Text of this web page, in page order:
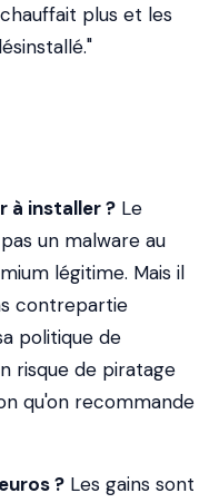
plus et les
à installer ? Le
un malware au
légitime. Mais il
contrepartie
politique de
risque de piratage
qu'on recommande
? Les gains sont